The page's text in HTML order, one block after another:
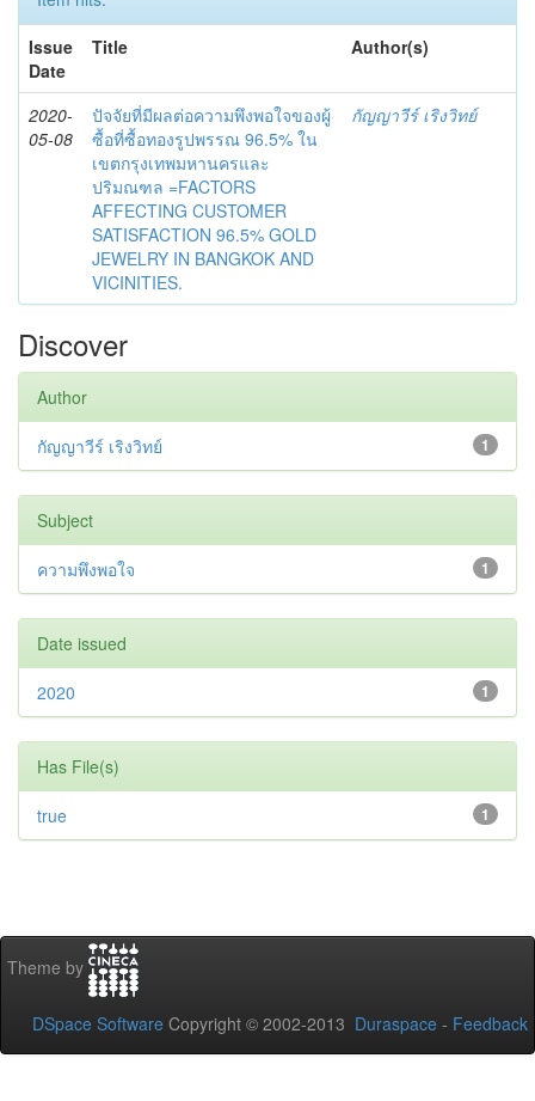
Issue
Date
Title Author(s)
2020-
05-08
ปัจจัยที่มีผลต่อความพึงพอใจของผู้
ซื้อที่ซื้อทองรูปพรรณ 96.5% ใน
เขตกรุงเทพมหานครและ
ปริมณฑล =FACTORS
AFFECTING CUSTOMER
SATISFACTION 96.5% GOLD
JEWELRY IN BANGKOK AND
VICINITIES.
กัญญาวีร์ เริงวิทย์
Discover
Author
1
กัญญาวีร์ เริงวิทย์
Subject
1
ความพึงพอใจ
Date issued
1
2020
Has File(s)
1
true
Theme by
DSpace Software Copyright © 2002-2013 Duraspace - Feedback